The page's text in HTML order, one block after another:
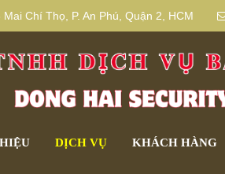
Chí Thọ, P. An Phú, Quận 2, HCM
DỊCH VỤ KHÁCH HÀNG